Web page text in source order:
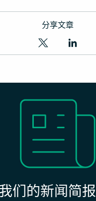
分享文章
们的新闻简报